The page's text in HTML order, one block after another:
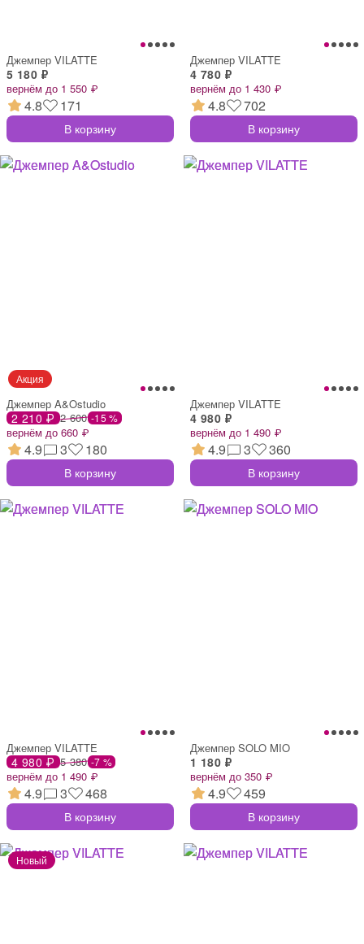
Джемпер VILATTE
5 180 ₽
вернём до 1 550 ₽
4.8 171
В корзину
Джемпер VILATTE
4 780 ₽
вернём до 1 430 ₽
4.8 702
В корзину
Джемпер A&Ostudio
2 210 ₽ 2 600 -15 %
вернём до 660 ₽
4.9 3 180
В корзину
Джемпер VILATTE
4 980 ₽
вернём до 1 490 ₽
4.9 3 360
В корзину
Джемпер VILATTE
4 980 ₽ 5 380 -7 %
вернём до 1 490 ₽
4.9 3 468
В корзину
Джемпер SOLO MIO
1 180 ₽
вернём до 350 ₽
4.9 459
В корзину